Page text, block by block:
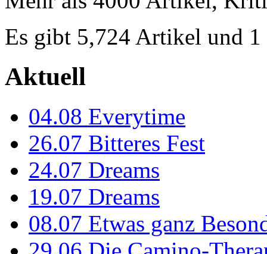
Es gibt 5,724 Artikel und 1
Aktuell
04.08 Everytime
26.07 Bitteres Fest
24.07 Dreams
19.07 Dreams
08.07 Etwas ganz